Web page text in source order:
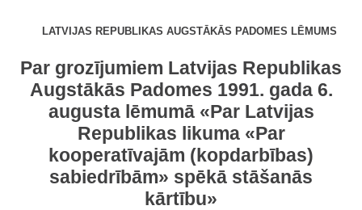
LATVIJAS REPUBLIKAS AUGSTĀKĀS PADOMES LĒMUMS
Par grozījumiem Latvijas Republikas
Augstākās Padomes 1991. gada 6.
augusta lēmumā «Par Latvijas
Republikas likuma «Par
kooperatīvajām (kopdarbības)
sabiedrībām» spēkā stāšanās
kārtību»